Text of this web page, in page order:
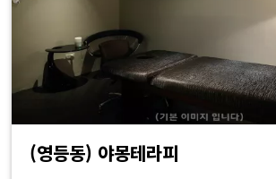
(영등동) 야몽테라피